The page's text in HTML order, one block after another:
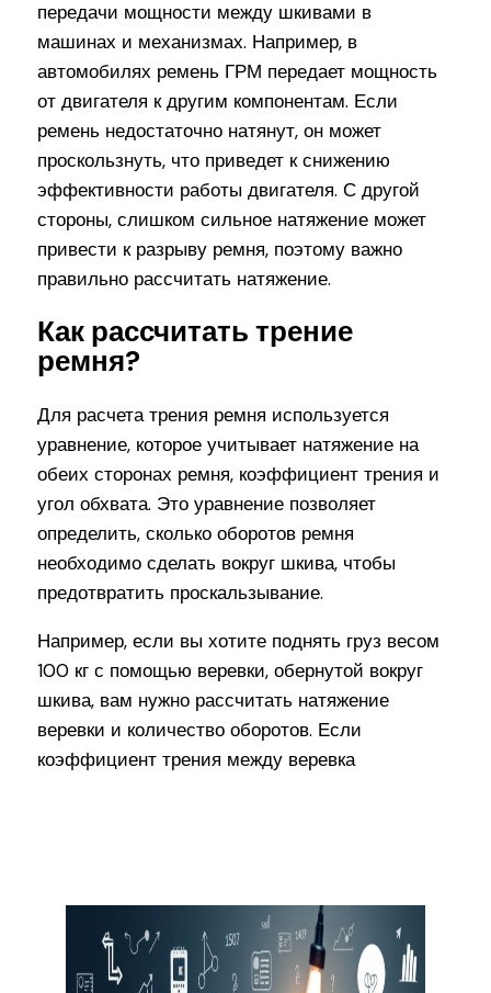
передачи мощности между шкивами в
машинах и механизмах. Например, в
автомобилях ремень ГРМ передает мощность
от двигателя к другим компонентам. Если
ремень недостаточно натянут, он может
проскользнуть, что приведет к снижению
эффективности работы двигателя. С другой
стороны, слишком сильное натяжение может
привести к разрыву ремня, поэтому важно
правильно рассчитать натяжение.
Как рассчитать трение
ремня?
Для расчета трения ремня используется
уравнение, которое учитывает натяжение на
обеих сторонах ремня, коэффициент трения и
угол обхвата. Это уравнение позволяет
определить, сколько оборотов ремня
необходимо сделать вокруг шкива, чтобы
предотвратить проскальзывание.
Например, если вы хотите поднять груз весом
100 кг с помощью веревки, обернутой вокруг
шкива, вам нужно рассчитать натяжение
веревки и количество оборотов. Если
коэффициент трения между веревка